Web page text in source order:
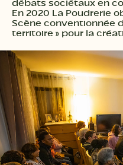
débats sociétaux en
En 2020 La Poudrerie
Scène conventionnée
territoire » pour la